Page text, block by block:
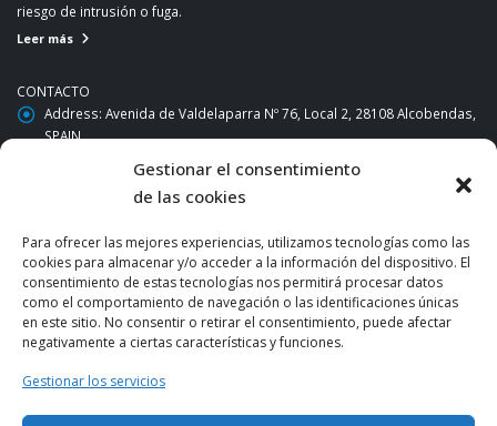
Gestionar el consentimiento
de las cookies
Para ofrecer las mejores experiencias, utilizamos tecnologías como las
cookies para almacenar y/o acceder a la información del dispositivo. El
consentimiento de estas tecnologías nos permitirá procesar datos
como el comportamiento de navegación o las identificaciones únicas
en este sitio. No consentir o retirar el consentimiento, puede afectar
negativamente a ciertas características y funciones.
Gestionar los servicios
riesgo de intrusión o fuga.
Leer más
CONTACTO
Address: Avenida de Valdelaparra Nº 76, Local 2, 28108 Alcobendas,
SPAIN
+34 916621688
comercial@sicuralia.com
Políticas de protección de datos
Sitemap
Políticas de calidad